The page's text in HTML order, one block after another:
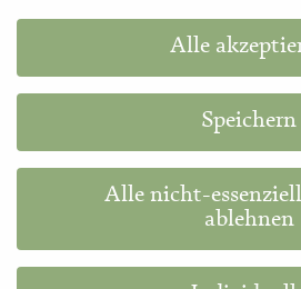
Hilfe
Diese Website ist durch reCAPTCHA
Alle
Speichern
Alle nicht-
ablehnen